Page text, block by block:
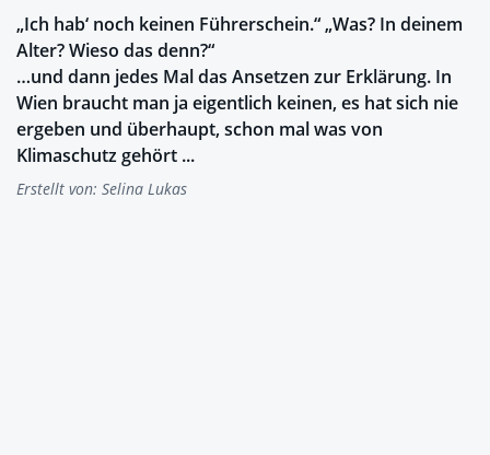
„Ich hab‘ noch keinen Führerschein.“ „Was? In deinem
Alter? Wieso das denn?“
…und dann jedes Mal das Ansetzen zur Erklärung. In
Wien braucht man ja eigentlich keinen, es hat sich nie
ergeben und überhaupt, schon mal was von
Klimaschutz gehört ...
Erstellt von: Selina Lukas